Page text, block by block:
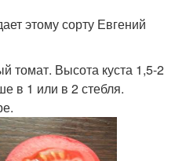
этому сорту Евгений
томат. Высота куста 1,5-2
в 1 или в 2 стебля.